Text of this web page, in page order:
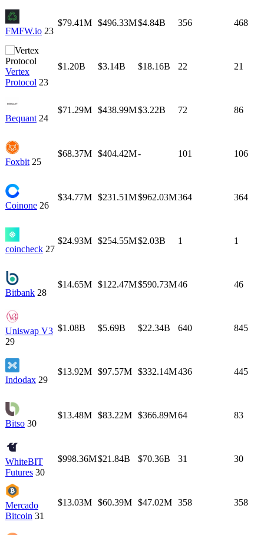
FMFW.io 23
$79.41M $496.33M$4.84B 356 468
Vertex
Protocol 23
$1.20B $3.14B $18.16B 22 21
Bequant 24
$71.29M $438.99M$3.22B 72 86
Foxbit 25
$68.37M $404.42M- 101 106
Coinone 26
$34.77M $231.51M$962.03M364 364
coincheck 27
$24.93M $254.55M$2.03B 1 1
Bitbank 28
$14.65M $122.47M$590.73M46 46
Uniswap V3
29
$1.08B $5.69B $22.34B 640 845
Indodax 29
$13.92M $97.57M $332.14M436 445
Bitso 30
$13.48M $83.22M $366.89M64 83
WhiteBIT
Futures 30
$998.36M$21.84B $70.36B 31 30
Mercado
Bitcoin 31
$13.03M $60.39M $47.02M 358 358